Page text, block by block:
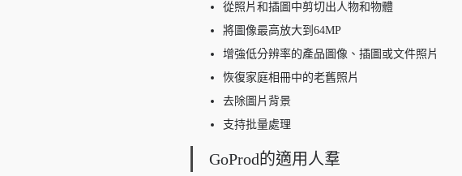
從照片和插圖中剪切出人物和物體
將圖像最高放大到64MP
增強低分辨率的產品圖像、插圖或文件照片
恢復家庭相冊中的老舊照片
去除圖片背景
支持批量處理
GoProd的適用人羣